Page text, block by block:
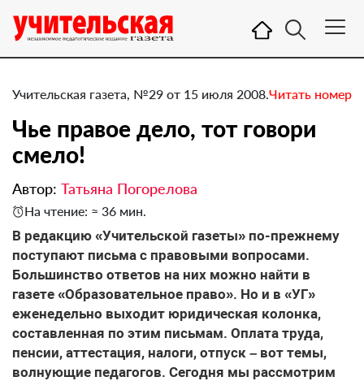
Учительская газета, №29 от 15 июля 2008.Читать номер
Чье правое дело, тот говори
смело!
Автор: Татьяна Погорелова
На чтение: ≈ 36 мин.
В редакцию «Учительской газеты» по-прежнему
поступают письма с правовыми вопросами.
Большинство ответов на них можно найти в
газете «Образовательное право». Но и в «УГ»
еженедельно выходит юридическая колонка,
составленная по этим письмам. Оплата труда,
пенсии, аттестация, налоги, отпуск – вот темы,
волнующие педагогов. Сегодня мы рассмотрим